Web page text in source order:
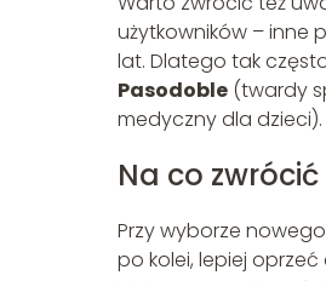
użytkowników – inne
lat. Dlatego tak
Pasodoble (twardy
medyczny dla
Na co
Przy wyborze
po kolei, lepiej